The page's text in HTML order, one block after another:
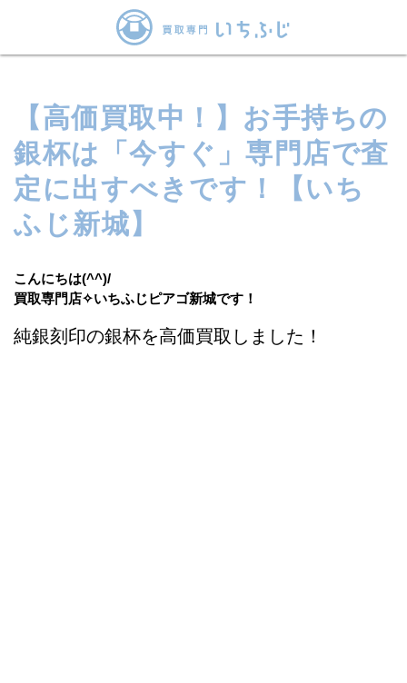
【高価買取中！】お手持ちの
銀杯は「今すぐ」専門店で査
定に出すべきです！【いち
ふじ新城】
こんにちは(^^)/
買取専門店✧いちふじピアゴ新城です！
純銀刻印の銀杯を高価買取しました！